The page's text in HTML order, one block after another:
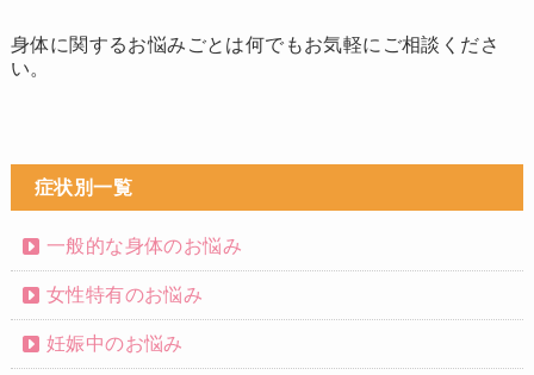
身体に関するお悩みごとは何でもお気軽にご相談くださ
い。
症状別一覧
一般的な身体のお悩み
女性特有のお悩み
妊娠中のお悩み